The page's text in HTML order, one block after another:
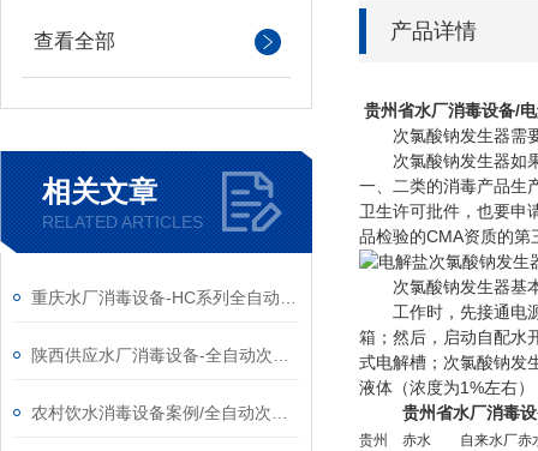
查看全部
相关文章
RELATED ARTICLES
产品详情
贵州省水厂消毒设备/
次氯酸钠发生器需
次氯酸钠发生器如果
一、二类的消毒产品生
卫生许可批件，也要申
品检验的CMA资质的第
次氯酸钠发生器基
工作时，先接通电源
箱；然后，启动自配水
式电解槽；次氯酸钠发
液体（浓度为1%左右
贵州省水厂消毒
贵州 赤水 自来水厂赤